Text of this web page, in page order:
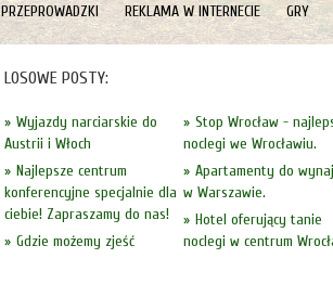
PRZEPROWADZKI REKLAMA W INTERNECIE GRY
LOSOWE POSTY:
Stop Wrocław -
noclegi we Wrocławiu.
Wyjazdy narciarskie do
Austrii i Włoch
Apartamenty do
w Warszawie.
Najlepsze centrum
konferencyjne specjalnie dla
ciebie! Zapraszamy do nas!
Hotel oferujący tanie
noclegi w centrum
Gdzie możemy zjeść